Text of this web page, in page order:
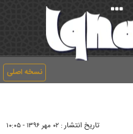
نسخه اصلی
تاریخ انتشار : ۰۲ مهر ۱۳۹۶ - ۱۰:۰۵